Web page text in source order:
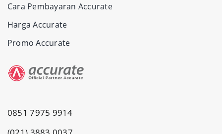
Cara Pembayaran Accurate
Harga Accurate
Promo Accurate
0851 7975 9914